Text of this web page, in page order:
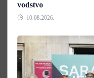
vodstvo
10.08.2026.